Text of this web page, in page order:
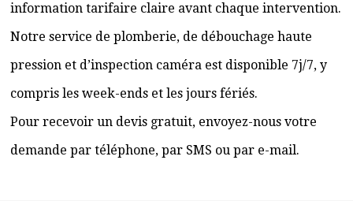
information tarifaire claire avant chaque intervention.
Notre service de plomberie, de débouchage haute
pression et d’inspection caméra est disponible 7j/7, y
compris les week-ends et les jours fériés.
Pour recevoir un devis gratuit, envoyez-nous votre
demande par téléphone, par SMS ou par e-mail.